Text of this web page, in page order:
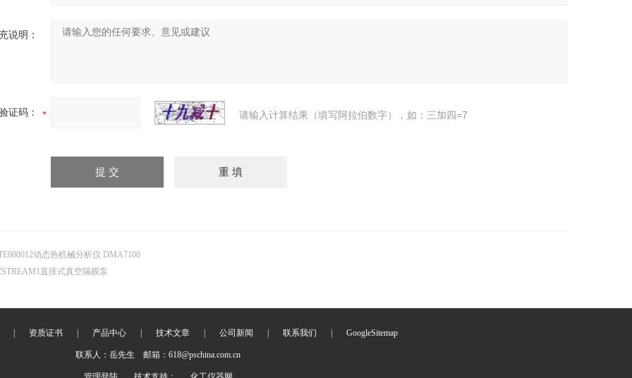
说明：
证码： 请输入计算结果（填写阿拉伯数字），如：三加四=7
动态热机械分析仪 DMA7100
直排式真空隔膜泵
资质证书 产品中心 技术文章 公司新闻 联系我们 GoogleSitemap
联系人：岳先生 邮箱：618@pschina.com.cn